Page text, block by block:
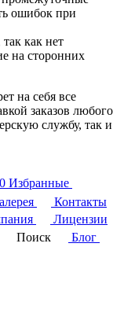
ошибок при
как нет
на сторонних
на себя все
заказов любого
службу, так и
0 Избранные
Контакты
Лицензии
Поиск
Блог